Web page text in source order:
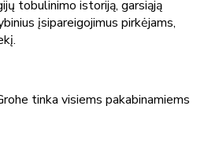
tobulinimo istoriją, garsiąją
įsipareigojimus pirkėjams,
tinka visiems pakabinamiems